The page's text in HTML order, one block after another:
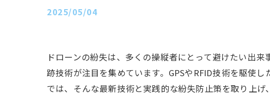
2025/05/04
ドローンの紛失は、多くの操縦者にとって避けたい出
跡技術が注目を集めています。GPSやRFID技術を駆使
では、そんな最新技術と実践的な紛失防止策を取り上げ